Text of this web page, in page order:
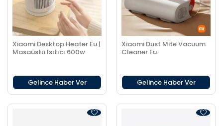
Xiaomi Desktop Heater Eu |
Masaüstü Isıtıcı 600w
Gelince Haber Ver
Xiaomi Dust Mite Vacuum
Cleaner Eu
Gelince Haber Ver